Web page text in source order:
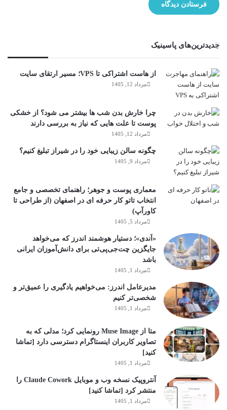
جدیدترین‌های پاسینیک
از هاست اشتراکی تا VPS؛ مسیر ارتقای سایت
مرداد 12, 1405
چرا خارش بدن شب ها بیشتر می شود؟ از خشکی
پوست تا علت هایی که نیاز به بررسی دارند
مرداد 12, 1405
چگونه سالن زیبایی خود را در شیراز تبلیغ کنیم؟
مرداد 9, 1405
معماری پوست و جوهر؛ راهنمای تخصصی و جامع
انتخاب تاتو کار حرفه ای در اصفهان (از طراحی تا
کاورآپ)
مرداد 5, 1405
«اَندی»؛ دستیار هوشمند اندرز که می‌خواهد
جایگزین چت‌جی‌پی‌تی برای دانش‌آموزان ایرانی
باشد
مرداد 1, 1405
مدیرعامل اندرز: می‌خواهیم یادگیری را عمیق‌تر و
شخصی‌تر کنیم
مرداد 1, 1405
متا از Muse Image رونمایی کرد؛ مدلی که به
تصاویر کاربران اینستاگرام دسترسی دارد [تماشا
کنید]
مرداد 1, 1405
آنتروپیک نسخه وب و موبایل Claude Cowork را
منتشر کرد [تماشا کنید]
مرداد 1, 1405